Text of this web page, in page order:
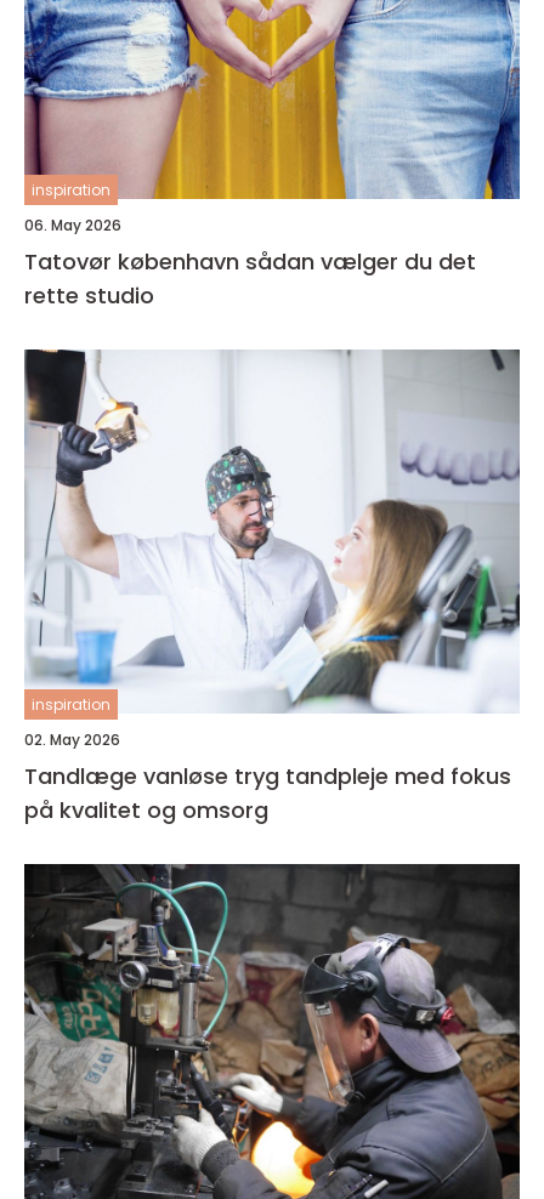
inspiration
06. May 2026
Tatovør københavn sådan vælger du det
rette studio
inspiration
02. May 2026
Tandlæge vanløse tryg tandpleje med fokus
på kvalitet og omsorg